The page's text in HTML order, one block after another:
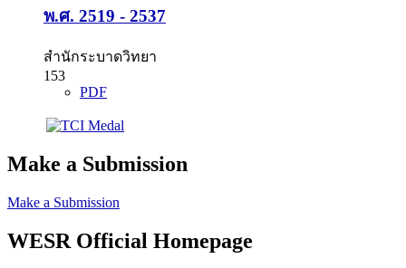
พ.ศ. 2519 - 2537
สำนักระบาดวิทยา
153
PDF
Make a Submission
Make a Submission
WESR Official Homepage